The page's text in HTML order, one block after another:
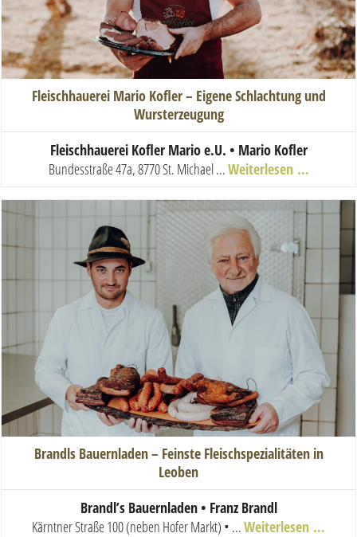
Fleischhauerei Mario Kofler – Eigene Schlachtung und
Wursterzeugung
Fleischhauerei Kofler Mario e.U. • Mario Kofler
Bundesstraße 47a, 8770 St. Michael...Weiterlesen …
Brandls Bauernladen – Feinste Fleischspezialitäten in
Leoben
Brandl’s Bauernladen • Franz Brandl
Kärntner Straße 100 (neben Hofer Markt) • ...Weiterlesen …